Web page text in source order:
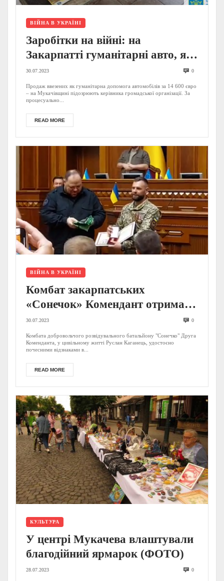
ВІЙНА В УКРАЇНІ
Заробітки на війні: на
Закарпатті гуманітарні авто, які
фактично мали передати
військовим, продавали – відомі
деталі оборудки (ФОТО)
30.07.2023 0
Продаж ввезених як гуманітарна допомога автомобілів за 14 600 євро
– на Мукачівщині підозрюють керівника громадської організації. За
процесуально...
READ MORE
ВІЙНА В УКРАЇНІ
Комбат закарпатських
«Сонечок» Комендант отримав
високі відзнаки від Міністра
оборони та голови ВРУ (ВІДЕО,
ФОТО)
30.07.2023 0
Комбата добровольчого розвідувального батальйону "Сонечко" Друга
Коменданта, у цивільному житті Руслан Каганець, удостоєно
почесними відзнаками в...
READ MORE
КУЛЬТУРА
У центрі Мукачева влаштували
благодійний ярмарок (ФОТО)
28.07.2023 0